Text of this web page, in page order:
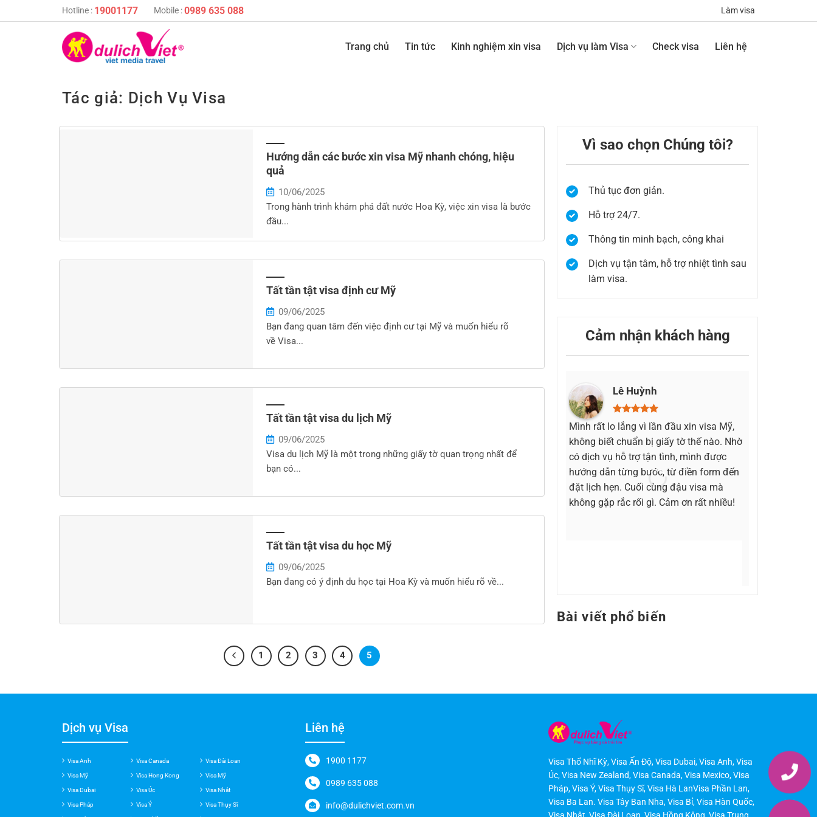
to
Hotline : 19001177 Mobile :0989 635 088 Làm visa
Trang chủ Tin tức Kinh nghiệm xin visa Dịch vụ làm Visa Check visa Liên hệ
Tác giả: Dịch Vụ Visa
Hướng dẫn các bước xin visa Mỹ nhanh chóng, hiệu
quả
Trong hành trình khám phá đất nước Hoa Kỳ, việc xin visa là bước
đầu...
10/06/2025
Tất tần tật visa định cư Mỹ
Bạn đang quan tâm đến việc định cư tại Mỹ và muốn hiểu rõ
về Visa...
09/06/2025
Tất tần tật visa du lịch Mỹ
Visa du lịch Mỹ là một trong những giấy tờ quan trọng nhất để
bạn có...
09/06/2025
Tất tần tật visa du học Mỹ
Bạn đang có ý định du học tại Hoa Kỳ và muốn hiểu rõ về...
09/06/2025
1 2 3 4 5
Vì sao chọn Chúng tôi?
Thủ tục đơn giản.
Hỗ trợ 24/7.
Thông tin minh bạch, công khai
Dịch vụ tận tâm, hỗ trợ nhiệt tình sau
làm visa.
Cảm nhận khách hàng
Lê Huỳnh
Mình rất lo lắng vì lần đầu xin visa Mỹ,
không biết chuẩn bị giấy tờ thế nào. Nhờ
có dịch vụ hỗ trợ tận tình, mình được
hướng dẫn từng bước, từ điền form đến
đặt lịch hẹn. Cuối cùng đậu visa mà
không gặp rắc rối gì. Cảm ơn rất nhiều!
Bài viết phổ biến
Dịch vụ Visa
Visa Anh Visa Canada Visa Đài Loan
Visa Mỹ Visa Hong Kong Visa Mỹ
Visa Dubai Visa Úc Visa Nhật
Visa Pháp Visa Ý Visa Thụy Sĩ
Liên hệ
1900 1177
0989 635 088
info@dulichviet.com.vn
Visa Thổ Nhĩ Kỳ,Visa Ấn Độ,Visa Dubai,Visa Anh,Visa
Úc,Visa New Zealand,Visa Canada,Visa Mexico,Visa
Pháp,Visa Ý,Visa Thụy Sĩ,Visa Hà LanVisa Phần Lan,
Visa Ba Lan. Visa Tây Ban Nha,Visa Bỉ,Visa Hàn Quốc,